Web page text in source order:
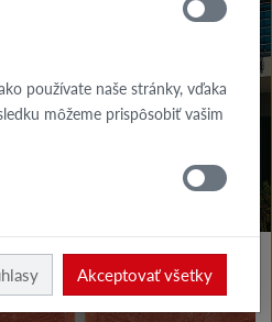
používate naše stránky, vďaka
môžeme prispôsobiť vašim
Akceptovať všetky